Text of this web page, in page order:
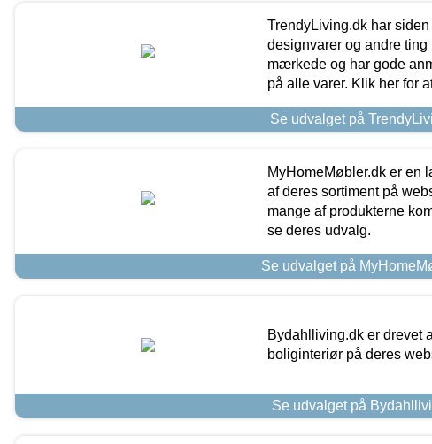
TrendyLiving.dk har
designvarer og andre
mærkede og har gode
på alle varer. Klik her for
Se udvalget på
MyHomeMøbler.dk er en
af deres sortiment på
mange af produkterne
se deres udvalg.
Se udvalget på
Bydahlliving.dk er drevet
boliginteriør på deres
Se udvalget på